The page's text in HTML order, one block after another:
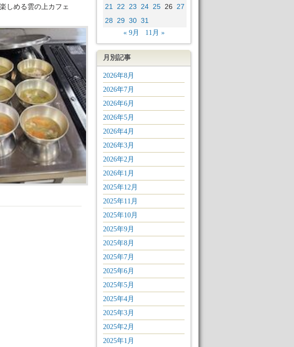
しめる雲の上カフェ
21
22 23 24 25 26
27
28
29 30 31
« 9月 11月 »
月別記事
2026年8月
2026年7月
2026年6月
2026年5月
2026年4月
2026年3月
2026年2月
2026年1月
2025年12月
2025年11月
2025年10月
2025年9月
2025年8月
2025年7月
2025年6月
2025年5月
2025年4月
2025年3月
2025年2月
2025年1月